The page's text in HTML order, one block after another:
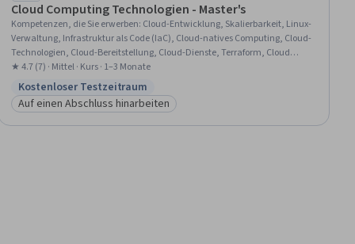
Cloud Computing Technologien - Master's
Kompetenzen, die Sie erwerben: Cloud-Entwicklung, Skalierbarkeit, Linux-
Verwaltung, Infrastruktur als Code (IaC), Cloud-natives Computing, Cloud-
Technologien, Cloud-Bereitstellung, Cloud-Dienste, Terraform, Cloud
Computing, Architektur des Cloud Computing, Amazon Web Services,
Infrastruktur als Dienstleistung (IaaS), Amazon S3, Cloud-Infrastruktur,
Cloud-Management, Cloud-Plattformen, Datenspeicherung, Cloud-
Anwendungen, Cloud-Speicher
★ 4.7 (7) · Mittel · Kurs · 1–3 Monate
Status: Kostenloser Testzeitraum
Kostenloser Testzeitraum
Kategorie: Auf einen Abschluss hinarbeiten
Auf einen Abschluss hinarbeiten